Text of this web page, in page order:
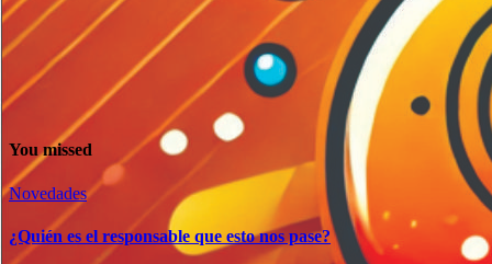
You missed
Novedades
¿Quién es el responsable que esto nos pase?